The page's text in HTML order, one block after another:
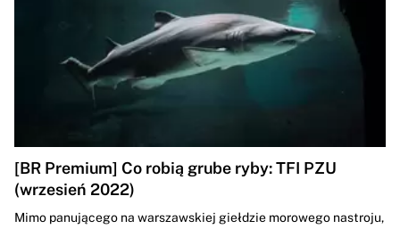
[BR Premium] Co robią grube ryby: TFI PZU
(wrzesień 2022)
Mimo panującego na warszawskiej giełdzie morowego nastroju,